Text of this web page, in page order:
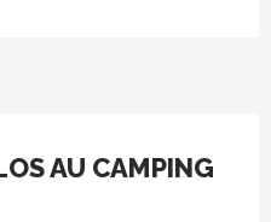
AU CAMPING